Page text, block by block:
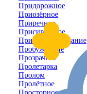
Придорожное
Приозёрное
Приречное
Присивашное
Приятное-Свидание
Пробуждение
Прозрачное
Пролетарка
Пролом
Пролётное
Просторное